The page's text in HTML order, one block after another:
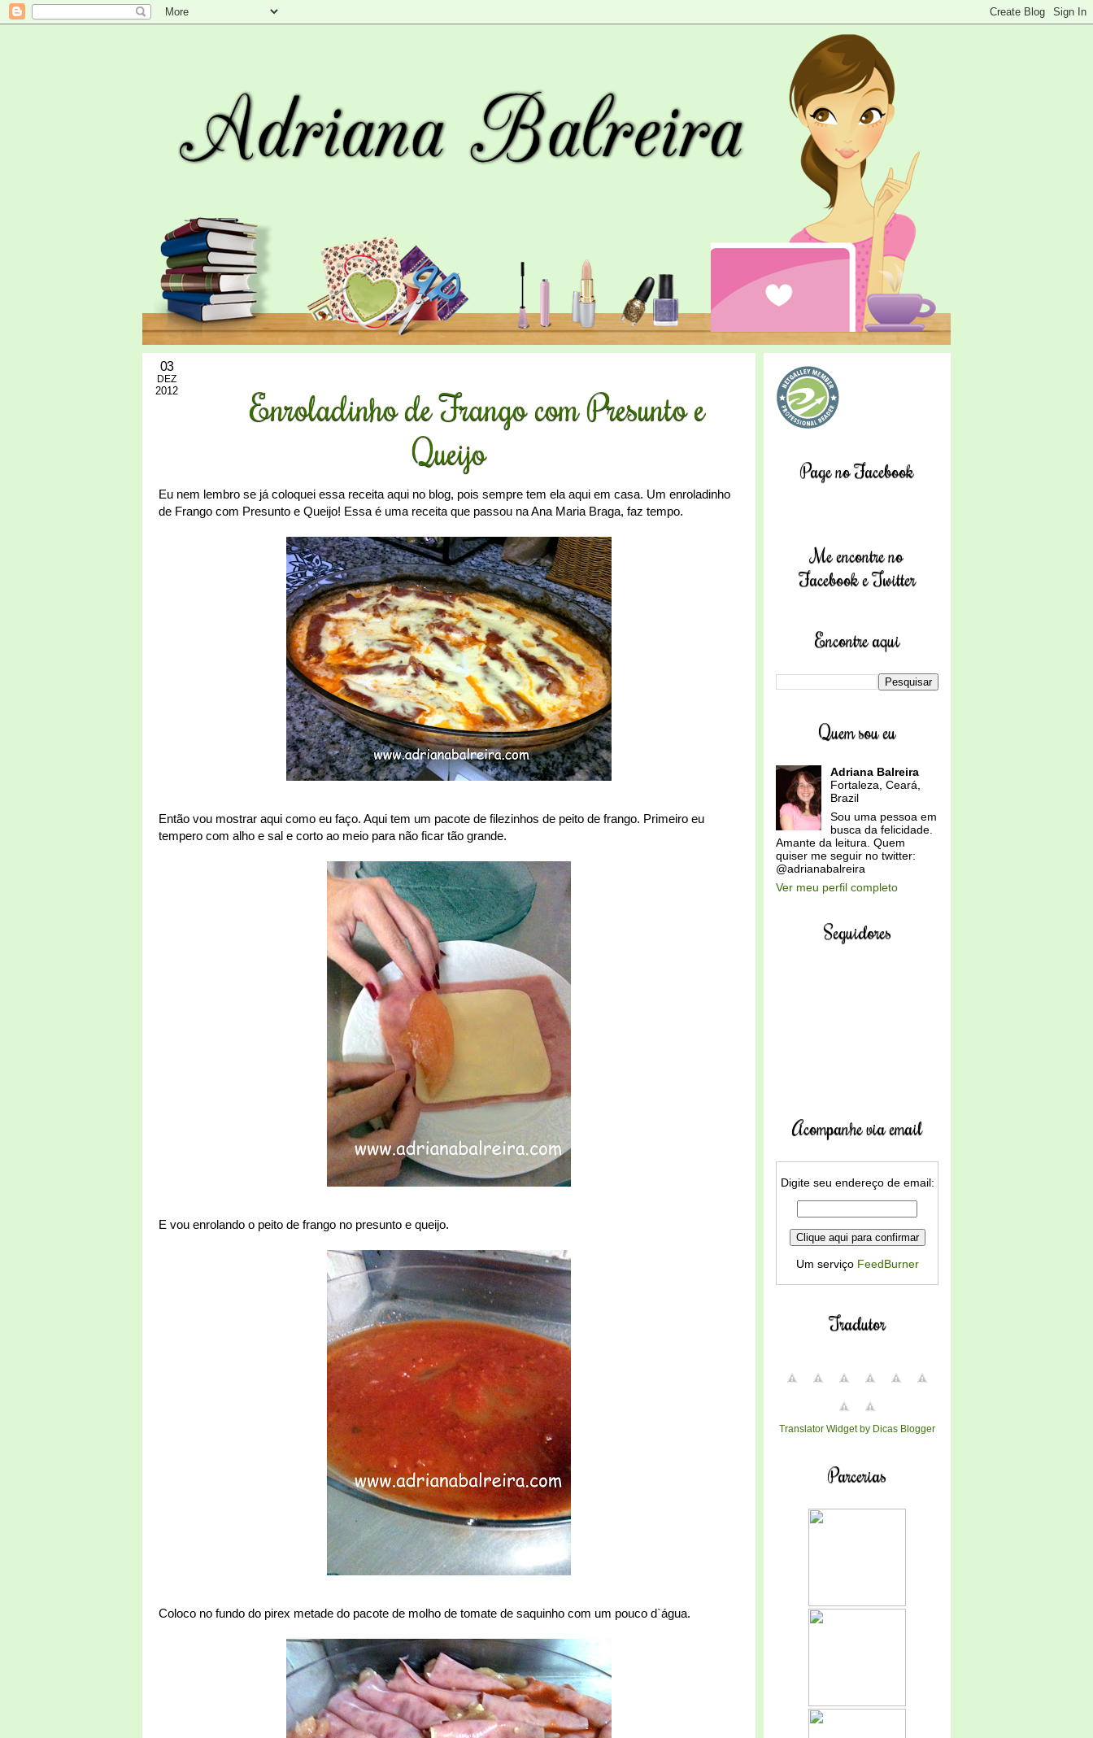
03
DEZ
2012
Enroladinho de Frango com Presunto e
Queijo
Eu nem lembro se já coloquei essa receita aqui no blog, pois sempre tem ela aqui em casa. Um enroladinho
de Frango com Presunto e Queijo! Essa é uma receita que passou na Ana Maria Braga, faz tempo.
Então vou mostrar aqui como eu faço. Aqui tem um pacote de filezinhos de peito de frango. Primeiro eu
tempero com alho e sal e corto ao meio para não ficar tão grande.
E vou enrolando o peito de frango no presunto e queijo.
Coloco no fundo do pirex metade do pacote de molho de tomate de saquinho com um pouco d`água.
Page no Facebook
Me encontre no
Facebook e Twitter
Encontre aqui
Quem sou eu
Adriana Balreira
Fortaleza, Ceará,
Brazil
Sou uma pessoa em
busca da felicidade.
Amante da leitura. Quem
quiser me seguir no twitter:
@adrianabalreira
Ver meu perfil completo
Seguidores
Acompanhe via email
Digite seu endereço de email:
Um serviço FeedBurner
Tradutor
Translator Widget by Dicas Blogger
Parcerias